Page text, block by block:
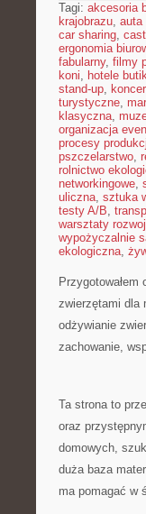
Tagi: akcesoria
krajobrazu, auta
car sharing,
ergonomia
fabularny, filmy
koni, hotele
stand-up,
turystyczne,
klasyczna,
organizacja
procesy
pszczelarstwo,
rolnictwo
networkingowe,
uliczna, sztuka
testy A/B,
warsztaty
wypożyczalnie
ekologiczna,
zwierzętami dla
odżywianie
zachowanie,
Ta strona to
oraz
domowych,
duża baza
ma pomagać w